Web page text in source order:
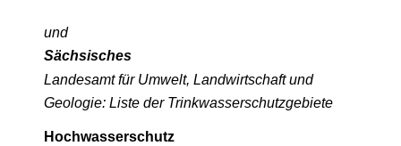
und
Sächsisches
Landesamt für Umwelt, Landwirtschaft und
Geologie: Liste der Trinkwasserschutzgebiete
Hochwasserschutz